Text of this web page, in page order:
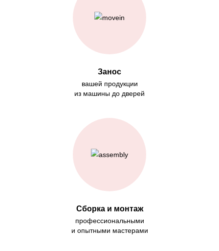
Занос
вашей продукции
из машины до дверей
Сборка и монтаж
профессиональными
и опытными мастерами